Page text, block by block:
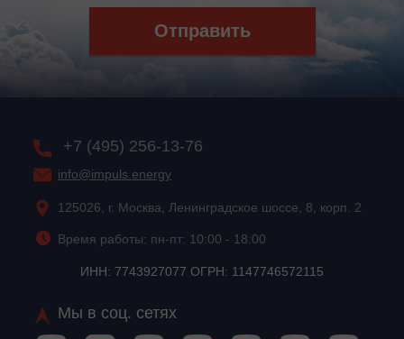
Отправить
+7 (495) 256-13-76
info@impuls.energy
125026, г. Москва, Ленинградское шоссе, 8, корп. 2
Время работы: пн-пт: 10:00 - 18:00
ИНН: 7743927077 ОГРН: 1147746572115
Мы в соц. сетях